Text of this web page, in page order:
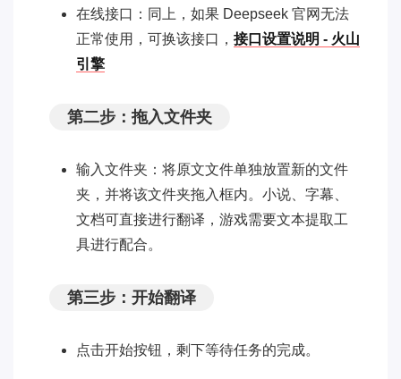
在线接口：同上，如果 Deepseek 官网无法
正常使用，可换该接口， 接口设置说明 - 火山
引擎
第二步：拖入文件夹
输入文件夹：将原文文件单独放置新的文件
夹，并将该文件夹拖入框内。小说、字幕、
文档可直接进行翻译，游戏需要文本提取工
具进行配合。
第三步：开始翻译
点击开始按钮，剩下等待任务的完成。